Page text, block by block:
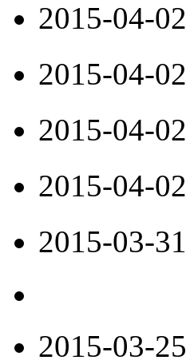
2015-04-02
2015-04-02
2015-04-02
2015-04-02
2015-03-31
2015-03-25